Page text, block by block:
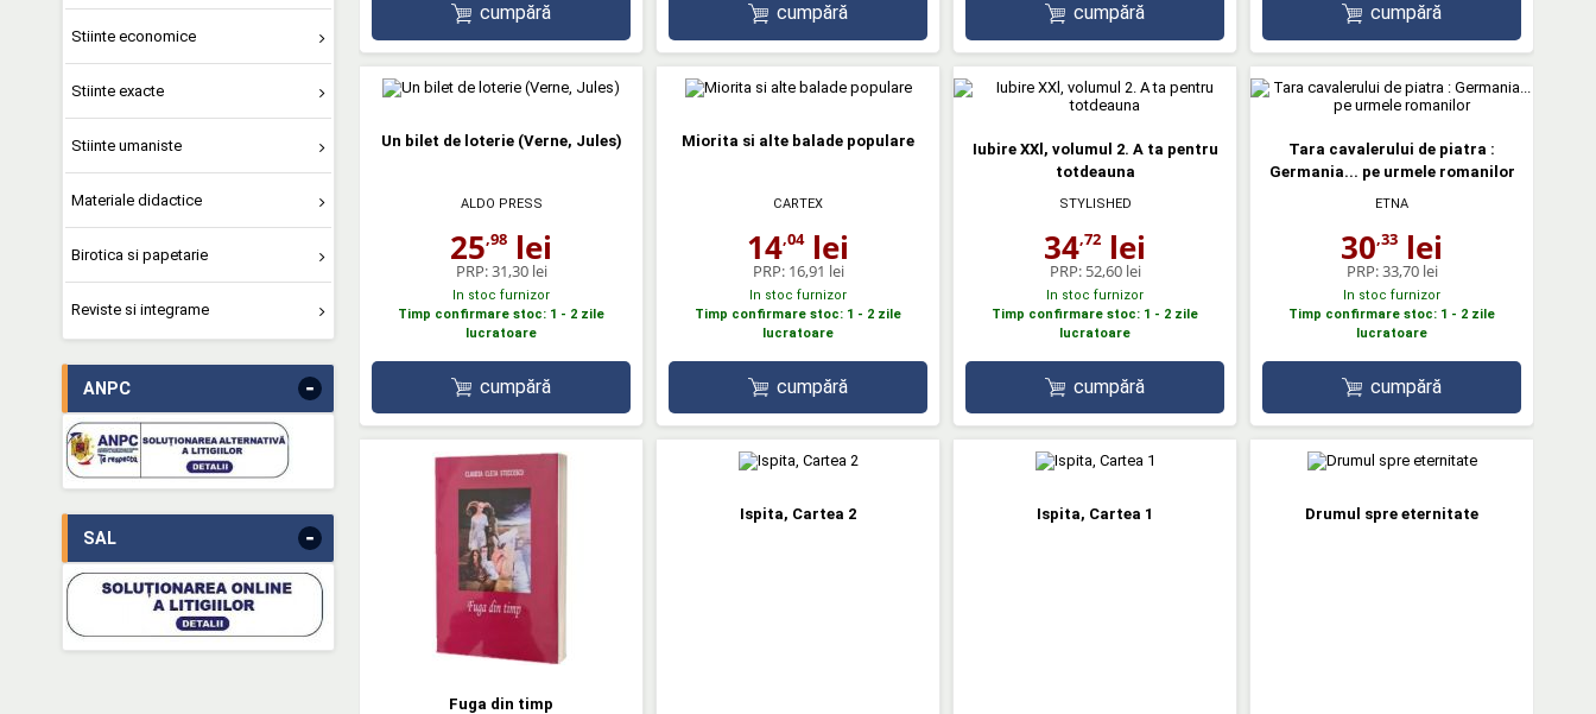
Stiinte economice
Stiinte exacte
Stiinte umaniste
Materiale didactice
Birotica si papetarie
Reviste si integrame
ANPC -
SAL -
cumpără cumpără cumpără cumpără
Un bilet de loterie (Verne, Jules)
ALDO PRESS
25,98 lei
PRP:31,30 lei
In stoc furnizor
Timp confirmare stoc: 1 - 2 zile
lucratoare
cumpără
Miorita si alte balade populare
CARTEX
14,04lei
PRP: 16,91 lei
In stoc furnizor
Timp confirmare stoc: 1 - 2 zile
lucratoare
cumpără
Iubire XXl, volumul 2. A ta pentru
totdeauna
STYLISHED
34,72 lei
PRP: 52,60 lei
In stoc furnizor
Timp confirmare stoc: 1 - 2 zile
lucratoare
cumpără
Tara cavalerului de piatra :
Germania... pe urmele romanilor
ETNA
30,33 lei
PRP:33,70 lei
In stoc furnizor
Timp confirmare stoc: 1 - 2 zile
lucratoare
cumpără
Fuga din timp
Ispita, Cartea 2 Ispita, Cartea 1 Drumul spre eternitate